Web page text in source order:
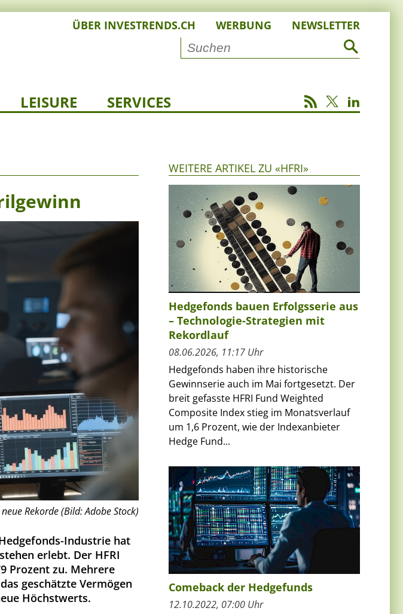
ÜBER INVESTRENDS.CH WERBUNG NEWSLETTER
LEISURE SERVICES
Rekorde (Bild: Adobe Stock)
Industrie hat
erlebt. Der HFRI
Prozent zu. Mehrere
geschätzte Vermögen
Höchstwerts.
WEITERE ARTIKEL ZU «HFRI»
Hedgefonds bauen Erfolgsserie aus
– Technologie-Strategien mit
Rekordlauf
08.06.2026, 11:17 Uhr
Hedgefonds haben ihre historische
Gewinnserie auch im Mai fortgesetzt. Der
breit gefasste HFRI Fund Weighted
Composite Index stieg im Monatsverlauf
um 1,6 Prozent, wie der Indexanbieter
Hedge Fund...
Comeback der Hedgefunds
12.10.2022, 07:00 Uhr